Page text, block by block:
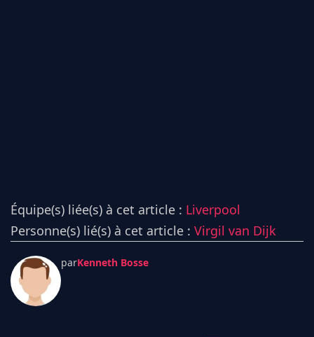
Équipe(s) liée(s) à cet article : Liverpool
Personne(s) lié(s) à cet article : Virgil van Dijk
parKenneth Bosse